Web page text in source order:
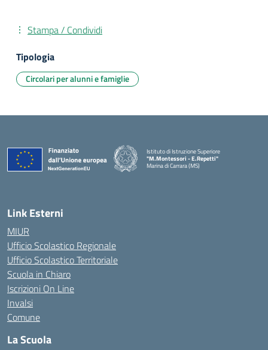
Stampa / Condividi
Tipologia
Circolari per alunni e famiglie
Istituto di Istruzione Superiore
"M.Montessori - E.Repetti"
Marina di Carrara (MS)
Link Esterni
MIUR
Ufficio Scolastico Regionale
Ufficio Scolastico Territoriale
Scuola in Chiaro
Iscrizioni On Line
Invalsi
Comune
La Scuola